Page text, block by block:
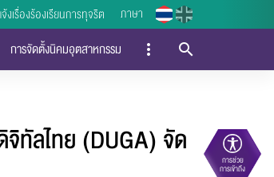
งเรื่องร้องเรียนการทุจริต ภาษา
การจัดตั้งนิคมอุตสาหกรรม
การช่วย
การเข้าถึง
ทัลไทย (DUGA) จัด